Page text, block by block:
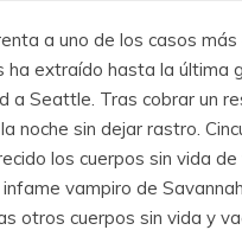
a uno de los casos
ha extraído hasta la
a Seattle. Tras cobrar un
noche sin dejar rastro.
los cuerpos sin vida
vampiro de
otros cuerpos sin vida y